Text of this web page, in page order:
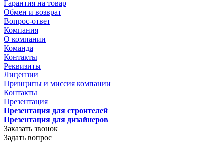
Гарантия на товар
Обмен и возврат
Вопрос-ответ
Компания
О компании
Команда
Контакты
Реквизиты
Лицензии
Принципы и миссия компании
Контакты
Презентация
Презентация для строителей
Презентация для дизайнеров
Заказать звонок
Задать вопрос